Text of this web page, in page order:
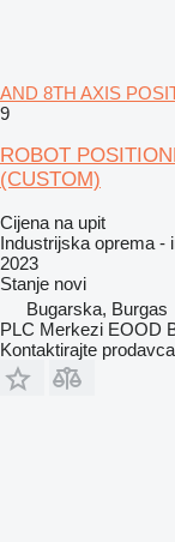
AND 8TH AXIS
9
ROBOT
(CUSTOM)
Cijena na upit
Industrijska oprema -
2023
Stanje novi
Bugarska, Burgas
PLC Merkezi EOOD
Kontaktirajte prodavca